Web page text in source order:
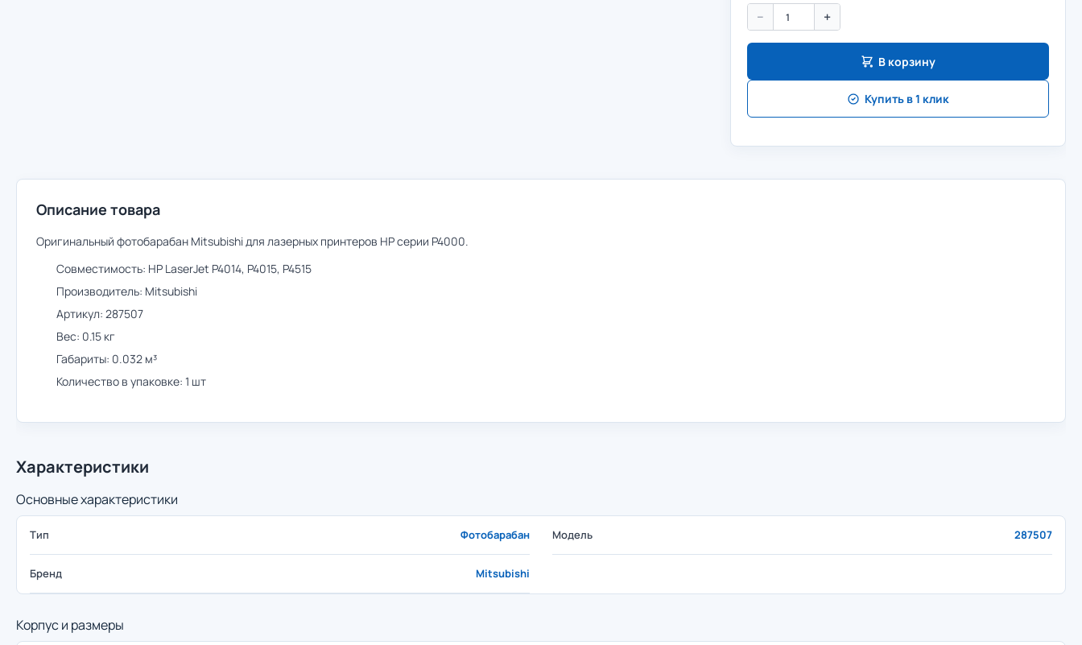
− +
В корзину
Купить в 1 клик
Описание товара
Оригинальный фотобарабан Mitsubishi для лазерных принтеров HP серии P4000.
Совместимость: HP LaserJet P4014, P4015, P4515
Производитель: Mitsubishi
Артикул: 287507
Вес: 0.15 кг
Габариты: 0.032 м³
Количество в упаковке: 1 шт
Характеристики
Основные характеристики
Тип Фотобарабан Модель 287507
Бренд Mitsubishi
Корпус и размеры